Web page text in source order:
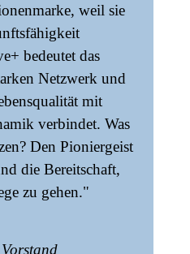
weil sie
bedeutet das
Netzwerk und
mit
verbindet. Was
Den Pioniergeist
die Bereitschaft,
zu gehen."